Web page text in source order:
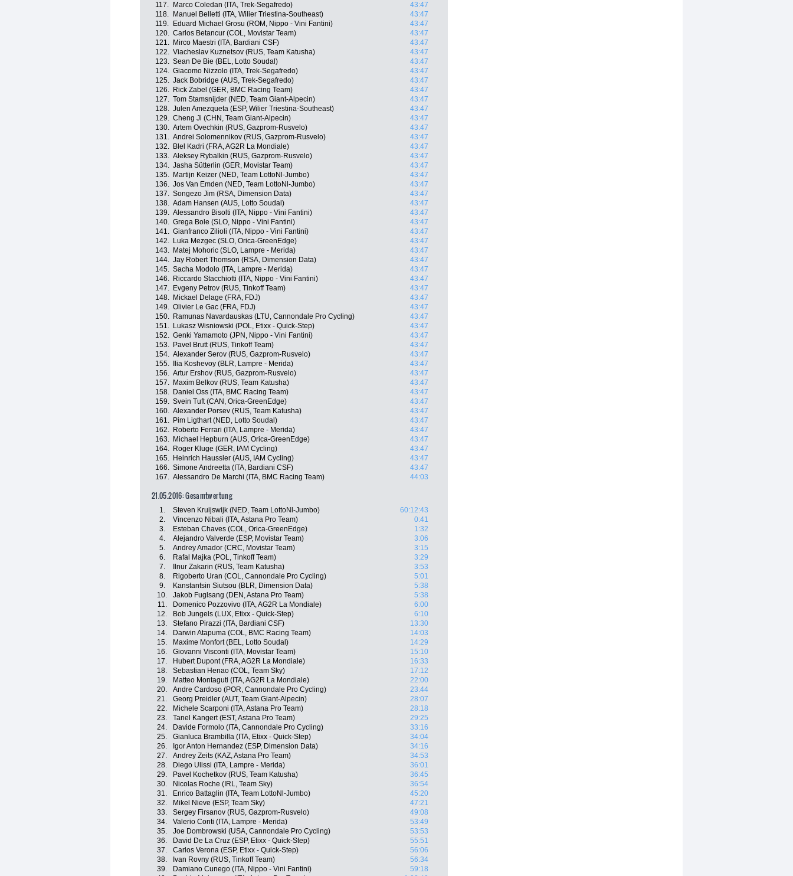
117.
Marco Coledan (ITA, Trek-Segafredo)
43:47
118.
Manuel Belletti (ITA, Wilier Triestina-Southeast)
43:47
119.
Eduard Michael Grosu (ROM, Nippo - Vini Fantini)
43:47
120. Carlos Betancur (COL, Movistar Team)
43:47
121.
Mirco Maestri (ITA, Bardiani CSF)
43:47
122. Viacheslav Kuznetsov (RUS, Team Katusha)
43:47
123. Sean De Bie (BEL, Lotto Soudal)
43:47
124. Giacomo Nizzolo (ITA, Trek-Segafredo)
43:47
125. Jack Bobridge (AUS, Trek-Segafredo)
43:47
126.
Rick Zabel (GER, BMC Racing Team)
43:47
127. Tom Stamsnijder (NED, Team Giant-Alpecin)
43:47
128. Julen Amezqueta (ESP, Wilier Triestina-Southeast)
43:47
129. Cheng Ji (CHN, Team Giant-Alpecin)
43:47
130. Artem Ovechkin (RUS, Gazprom-Rusvelo)
43:47
131. Andrei Solomennikov (RUS, Gazprom-Rusvelo)
43:47
132.
Blel Kadri (FRA, AG2R La Mondiale)
43:47
133. Aleksey Rybalkin (RUS, Gazprom-Rusvelo)
43:47
134. Jasha Sütterlin (GER, Movistar Team)
43:47
135.
Martijn Keizer (NED, Team LottoNl-Jumbo)
43:47
136. Jos Van Emden (NED, Team LottoNl-Jumbo)
43:47
137. Songezo Jim (RSA, Dimension Data)
43:47
138. Adam Hansen (AUS, Lotto Soudal)
43:47
139. Alessandro Bisolti (ITA, Nippo - Vini Fantini)
43:47
140. Grega Bole (SLO, Nippo - Vini Fantini)
43:47
141. Gianfranco Zilioli (ITA, Nippo - Vini Fantini)
43:47
142.
Luka Mezgec (SLO, Orica-GreenEdge)
43:47
143.
Matej Mohoric (SLO, Lampre - Merida)
43:47
144. Jay Robert Thomson (RSA, Dimension Data)
43:47
145. Sacha Modolo (ITA, Lampre - Merida)
43:47
146.
Riccardo Stacchiotti (ITA, Nippo - Vini Fantini)
43:47
147.
Evgeny Petrov (RUS, Tinkoff Team)
43:47
148.
Mickael Delage (FRA, FDJ)
43:47
149. Olivier Le Gac (FRA, FDJ)
43:47
150.
Ramunas Navardauskas (LTU, Cannondale Pro Cycling)
43:47
151.
Lukasz Wisniowski (POL, Etixx - Quick-Step)
43:47
152. Genki Yamamoto (JPN, Nippo - Vini Fantini)
43:47
153.
Pavel Brutt (RUS, Tinkoff Team)
43:47
154. Alexander Serov (RUS, Gazprom-Rusvelo)
43:47
155.
Ilia Koshevoy (BLR, Lampre - Merida)
43:47
156. Artur Ershov (RUS, Gazprom-Rusvelo)
43:47
157.
Maxim Belkov (RUS, Team Katusha)
43:47
158.
Daniel Oss (ITA, BMC Racing Team)
43:47
159. Svein Tuft (CAN, Orica-GreenEdge)
43:47
160. Alexander Porsev (RUS, Team Katusha)
43:47
161.
Pim Ligthart (NED, Lotto Soudal)
43:47
162.
Roberto Ferrari (ITA, Lampre - Merida)
43:47
163.
Michael Hepburn (AUS, Orica-GreenEdge)
43:47
164.
Roger Kluge (GER, IAM Cycling)
43:47
165.
Heinrich Haussler (AUS, IAM Cycling)
43:47
166. Simone Andreetta (ITA, Bardiani CSF)
43:47
167. Alessandro De Marchi (ITA, BMC Racing Team) 44:03
21.05.2016: Gesamtwertung
1. Steven Kruijswijk (NED, Team LottoNl-Jumbo)
60:12:43
2.
Vincenzo Nibali (ITA, Astana Pro Team)
0:41
3.
Esteban Chaves (COL, Orica-GreenEdge)
1:32
4.
Alejandro Valverde (ESP, Movistar Team)
3:06
5.
Andrey Amador (CRC, Movistar Team)
3:15
6.
Rafal Majka (POL, Tinkoff Team)
3:29
7.
Ilnur Zakarin (RUS, Team Katusha)
3:53
8.
Rigoberto Uran (COL, Cannondale Pro Cycling)
5:01
9.
Kanstantsin Siutsou (BLR, Dimension Data)
5:38
10.
Jakob Fuglsang (DEN, Astana Pro Team)
5:38
11.
Domenico Pozzovivo (ITA, AG2R La Mondiale)
6:00
12.
Bob Jungels (LUX, Etixx - Quick-Step)
6:10
13.
Stefano Pirazzi (ITA, Bardiani CSF)
13:30
14.
Darwin Atapuma (COL, BMC Racing Team)
14:03
15.
Maxime Monfort (BEL, Lotto Soudal)
14:29
16.
Giovanni Visconti (ITA, Movistar Team)
15:10
17.
Hubert Dupont (FRA, AG2R La Mondiale)
16:33
18.
Sebastian Henao (COL, Team Sky)
17:12
19.
Matteo Montaguti (ITA, AG2R La Mondiale)
22:00
20.
Andre Cardoso (POR, Cannondale Pro Cycling)
23:44
21.
Georg Preidler (AUT, Team Giant-Alpecin)
28:07
22.
Michele Scarponi (ITA, Astana Pro Team)
28:18
23.
Tanel Kangert (EST, Astana Pro Team)
29:25
24.
Davide Formolo (ITA, Cannondale Pro Cycling)
33:16
25.
Gianluca Brambilla (ITA, Etixx - Quick-Step)
34:04
26.
Igor Anton Hernandez (ESP, Dimension Data)
34:16
27.
Andrey Zeits (KAZ, Astana Pro Team)
34:53
28.
Diego Ulissi (ITA, Lampre - Merida)
36:01
29.
Pavel Kochetkov (RUS, Team Katusha)
36:45
30.
Nicolas Roche (IRL, Team Sky)
36:54
31.
Enrico Battaglin (ITA, Team LottoNl-Jumbo)
45:20
32.
Mikel Nieve (ESP, Team Sky)
47:21
33.
Sergey Firsanov (RUS, Gazprom-Rusvelo)
49:08
34.
Valerio Conti (ITA, Lampre - Merida)
53:49
35.
Joe Dombrowski (USA, Cannondale Pro Cycling)
53:53
36.
David De La Cruz (ESP, Etixx - Quick-Step)
55:51
37.
Carlos Verona (ESP, Etixx - Quick-Step)
56:06
38.
Ivan Rovny (RUS, Tinkoff Team)
56:34
39.
Damiano Cunego (ITA, Nippo - Vini Fantini)
59:18